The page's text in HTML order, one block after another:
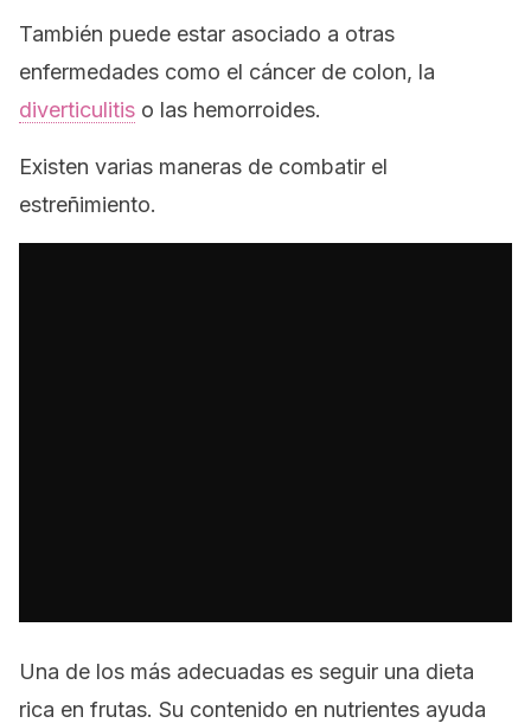
También puede estar asociado a otras
enfermedades como el cáncer de colon, la
diverticulitis o las hemorroides.
Existen varias maneras de combatir el
estreñimiento.
Una de los más adecuadas es seguir una dieta
rica en frutas. Su contenido en nutrientes ayuda